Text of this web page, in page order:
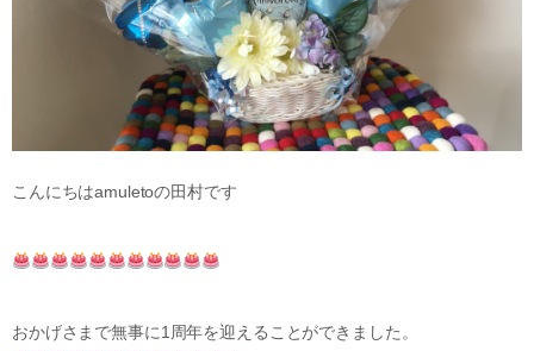
こんにちはamuletoの田村です
おかげさまで無事に1周年を迎えることができました。